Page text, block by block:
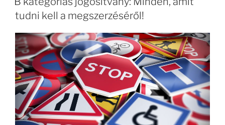
tudni kell a megszerzéséről!